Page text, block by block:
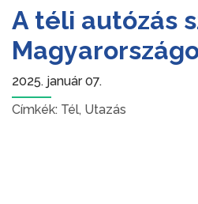
A téli autózás
2025. január 07.
Címkék: Tél, Utazás